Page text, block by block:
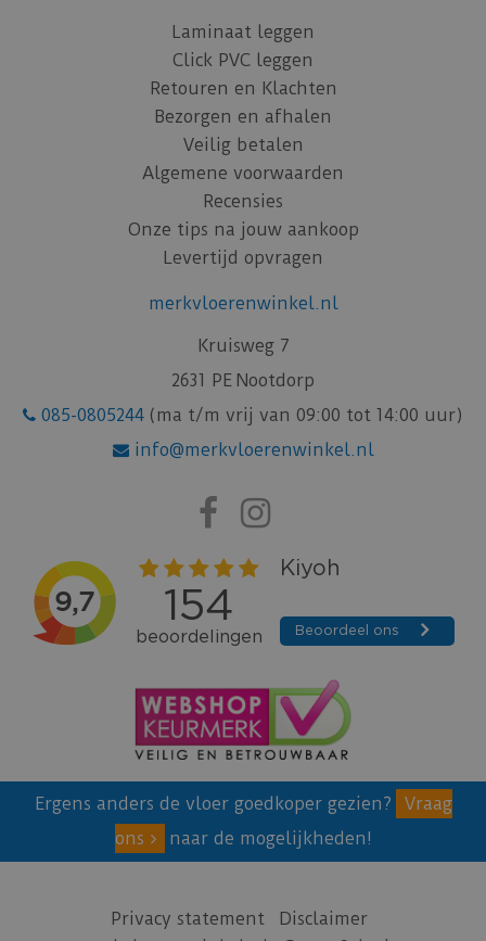
Laminaat leggen
Click PVC leggen
Retouren en Klachten
Bezorgen en afhalen
Veilig betalen
Algemene voorwaarden
Recensies
Onze tips na jouw aankoop
Levertijd opvragen
merkvloerenwinkel.nl
Kruisweg 7
2631 PE Nootdorp
085-0805244 (ma t/m vrij van 09:00 tot 14:00 uur)
info@merkvloerenwinkel.nl
Ergens anders de vloer goedkoper gezien?
Vraag
ons
naar de mogelijkheden!
Privacy statement
Disclaimer